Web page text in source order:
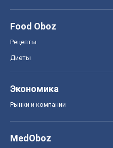
Food Oboz
Рецепты
Диеты
Экономика
Рынки и компании
MedOboz